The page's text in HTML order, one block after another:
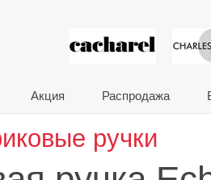
VIP
Акция Распродажа
ручки